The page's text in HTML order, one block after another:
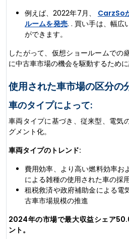
例えば、2022年7月、 CarzSo
ルームを発売. . 買い手は、幅広
ができます。
したがって、仮想ショールームでの
に中古車市場の機会を駆動するために
使用された車市場の区分の
車のタイプによって:
車両タイプに基づき、従来型、電気
グメント化。
車両タイプのトレンド:
費用効率、より高い燃料効率お
による雑種の使用された車の採
租税救済や政府補助金による電
古車市場規模の推進
2024年の市場で最大収益シェア
ント。